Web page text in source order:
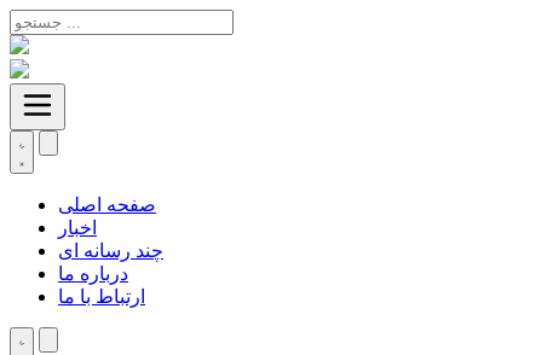
صفحه اصلی
اخبار
چند رسانه ای
درباره ما
ارتباط با ما